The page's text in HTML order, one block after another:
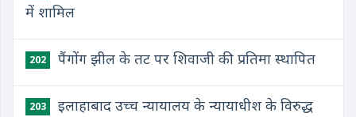
में शामिल
202 पैंगोंग झील के तट पर शिवाजी की प्रतिमा स्थापित
203
इलाहाबाद उच्च न्यायालय के न्यायाधीश के विरुद्ध